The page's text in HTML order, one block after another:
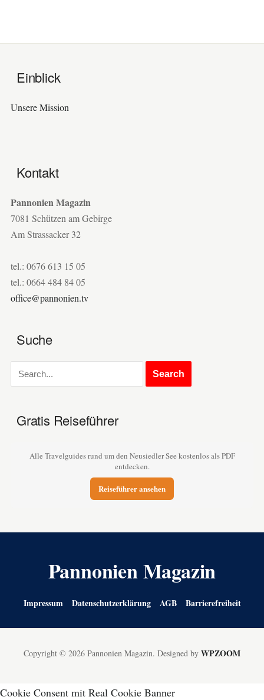
Einblick
Unsere Mission
Kontakt
Pannonien Magazin
7081 Schützen am Gebirge
Am Strassacker 32
tel.: 0676 613 15 05
tel.: 0664 484 84 05
office@pannonien.tv
Suche
Gratis Reiseführer
Alle Travelguides rund um den Neusiedler See kostenlos als PDF
entdecken.
Reiseführer ansehen
Pannonien Magazin
Impressum Datenschutzerklärung AGB Barrierefreiheit
Copyright © 2026 Pannonien Magazin. Designed by WPZOOM
Cookie Consent mit Real Cookie Banner